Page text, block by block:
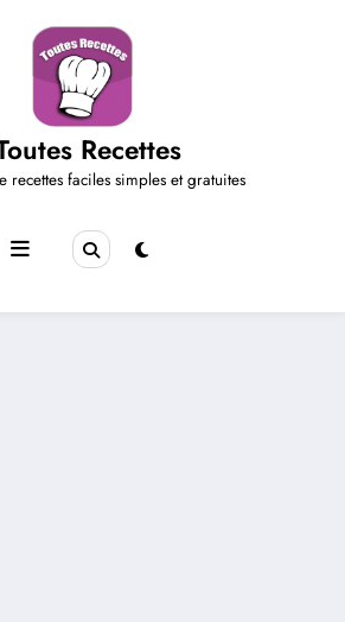
Recettes
recettes faciles simples et gratuites